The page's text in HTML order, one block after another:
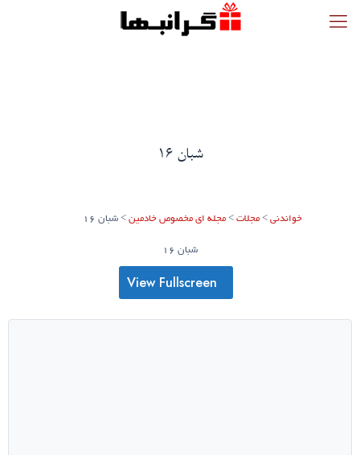
شبان 16
خواندنی> مجلات> مجله ای مخصوص خادمین> شبان 16
شبان 16
View Fullscreen